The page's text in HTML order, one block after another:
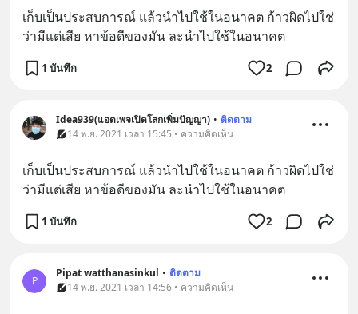
เก็บเป็นประสบการณ์ แล้วนำไปใช้ในอนาคต ก้าวผิดไปใช่
ว่ามีแต่เสีย หาข้อดีของมัน ละนำไปใช้ในอนาคต
1 บันทึก 2
Idea939(แอดเพจเปิดโลกเพิ่มปัญญา) • ติดตาม
14 พ.ย. 2021 เวลา 15:45 • ความคิดเห็น
เก็บเป็นประสบการณ์ แล้วนำไปใช้ในอนาคต ก้าวผิดไปใช่
ว่ามีแต่เสีย หาข้อดีของมัน ละนำไปใช้ในอนาคต
1 บันทึก 2
P
Pipat watthanasinkul • ติดตาม
14 พ.ย. 2021 เวลา 14:56 • ความคิดเห็น